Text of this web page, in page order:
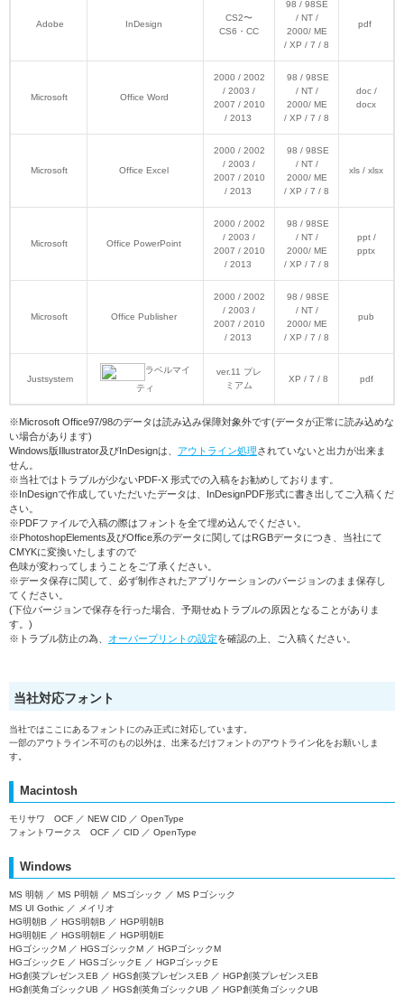
Adobe InDesign
CS2〜
CS6・CC
98 / 98SE
/ NT /
2000/ ME
/ XP / 7 / 8
pdf
Microsoft Office Word
2000 / 2002
/ 2003 /
2007 / 2010
/ 2013
98 / 98SE
/ NT /
2000/ ME
/ XP / 7 / 8
doc /
docx
Microsoft Office Excel
2000 / 2002
/ 2003 /
2007 / 2010
/ 2013
98 / 98SE
/ NT /
2000/ ME
/ XP / 7 / 8
xls / xlsx
Microsoft Office PowerPoint
2000 / 2002
/ 2003 /
2007 / 2010
/ 2013
98 / 98SE
/ NT /
2000/ ME
/ XP / 7 / 8
ppt /
pptx
Microsoft Office Publisher
2000 / 2002
/ 2003 /
2007 / 2010
/ 2013
98 / 98SE
/ NT /
2000/ ME
/ XP / 7 / 8
pub
Justsystem
ラベルマイ
ティ
ver.11 プレ
ミアム
XP / 7 / 8 pdf
※Microsoft Office97/98のデータは読み込み保障対象外です(データが正常に読み込めな
い場合があります)
Windows版Illustrator及びInDesignは、 アウトライン処理されていないと出力が出来ま
せん。
※当社ではトラブルが少ないPDF-X 形式での入稿をお勧めしております。
※InDesignで作成していただいたデータは、InDesignPDF形式に書き出してご入稿くだ
さい。
※PDFファイルで入稿の際はフォントを全て埋め込んでください。
※PhotoshopElements及びOffice系のデータに関してはRGBデータにつき、当社にて
CMYKに変換いたしますので
色味が変わってしまうことをご了承ください。
※データ保存に関して、必ず制作されたアプリケーションのバージョンのまま保存し
てください。
(下位バージョンで保存を行った場合、予期せぬトラブルの原因となることがありま
す。)
※トラブル防止の為、 オーバープリントの設定を確認の上、ご入稿ください。
当社対応フォント
当社ではここにあるフォントにのみ正式に対応しています。
一部のアウトライン不可のもの以外は、出来るだけフォントのアウトライン化をお願いしま
す。
Macintosh
モリサワ OCF ／ NEW CID ／ OpenType
フォントワークス OCF ／ CID ／ OpenType
Windows
MS 明朝 ／ MS P明朝 ／ MSゴシック ／ MS Pゴシック
MS UI Gothic ／ メイリオ
HG明朝B ／ HGS明朝B ／ HGP明朝B
HG明朝E ／ HGS明朝E ／ HGP明朝E
HGゴシックM ／ HGSゴシックM ／ HGPゴシックM
HGゴシックE ／ HGSゴシックE ／ HGPゴシックE
HG創英プレゼンスEB ／ HGS創英プレゼンスEB ／ HGP創英プレゼンスEB
HG創英角ゴシックUB ／ HGS創英角ゴシックUB ／ HGP創英角ゴシックUB